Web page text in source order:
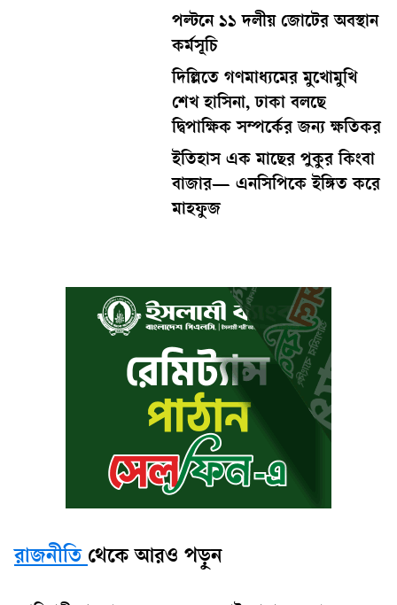
পল্টনে ১১ দলীয় জোটের অবস্থান
কর্মসূচি
দিল্লিতে গণমাধ্যমের মুখোমুখি
শেখ হাসিনা, ঢাকা বলছে
দ্বিপাক্ষিক সম্পর্কের জন্য ক্ষতিকর
ইতিহাস এক মাছের পুকুর কিংবা
বাজার— এনসিপিকে ইঙ্গিত করে
মাহফুজ
রাজনীতি থেকে আরও পড়ুন